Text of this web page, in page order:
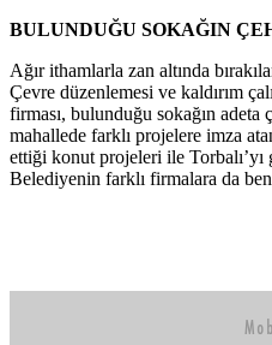
BULUNDUĞU SOKAĞIN
Ağır ithamlarla zan altında
Çevre düzenlemesi ve kaldırım
firması, bulunduğu sokağın
mahallede farklı projelere imza
ettiği konut projeleri ile
Belediyenin farklı firmalara da